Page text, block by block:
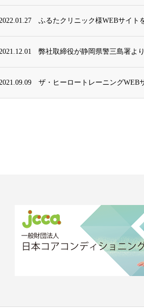
2022.01.27 ふるたクリニック様WEBサイト
2021.12.01 弊社取締役が静岡県警三島署よ
2021.09.09 ザ・ヒーロートレーニングWEB